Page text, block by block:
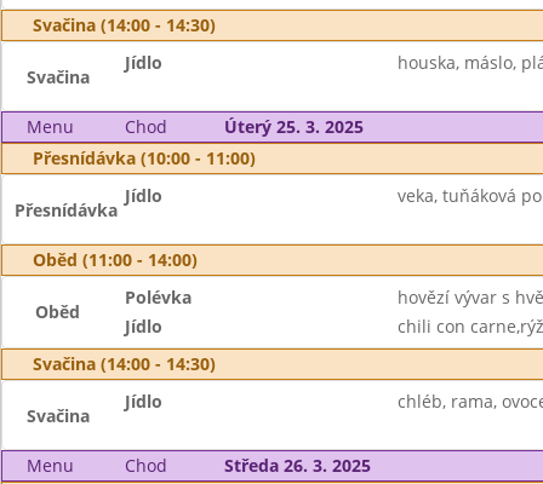
Svačina (14:00 - 14:30)
Svačina
Jídlo houska, máslo,
Menu Chod
Úterý 25. 3. 2025
Přesnídávka (10:00 - 11:00)
Přesnídávka
Jídlo veka, tuňáková
Oběd (11:00 - 14:00)
Oběd
Polévka
hovězí vývar s
Jídlo
chili con
Svačina (14:00 - 14:30)
Svačina
Jídlo chléb, rama,
Menu Chod
Středa 26. 3. 2025